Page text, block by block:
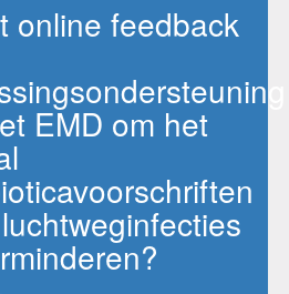
online feedback
EMD om het